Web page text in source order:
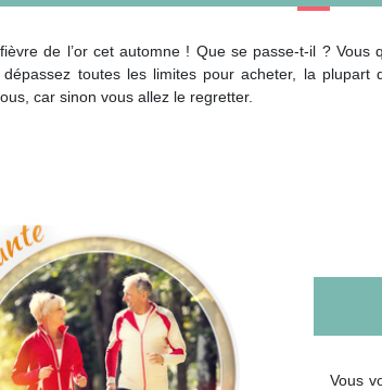
de l’or cet automne ! Que se passe-t-il ?
dépassez toutes les limites pour acheter, la plupart
car sinon vous allez le regretter.
Vous